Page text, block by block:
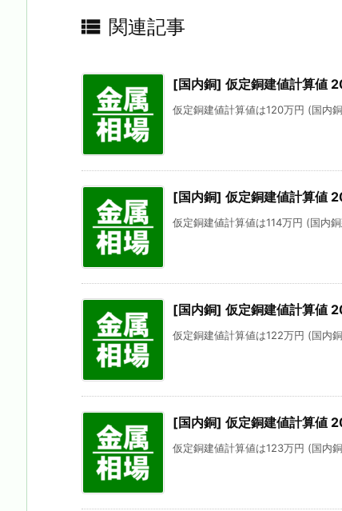
 関連記事
[国内銅] 仮定銅建値計算値
仮定銅建値計算値は120万円 (国内
[国内銅] 仮定銅建値計算値
仮定銅建値計算値は114万円 (国内
[国内銅] 仮定銅建値計算値
仮定銅建値計算値は122万円 (国内
[国内銅] 仮定銅建値計算値
仮定銅建値計算値は123万円 (国内